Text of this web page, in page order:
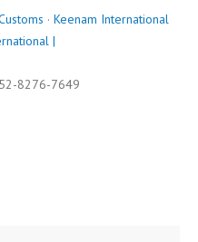
· Keenam International
|
8276-7649